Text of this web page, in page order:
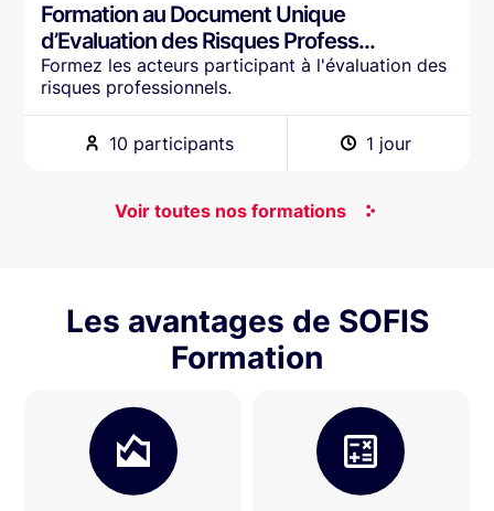
Formation au Document Unique
d’Evaluation des Risques Profess...
Formez les acteurs participant à l'évaluation des
risques professionnels.
10 participants 1 jour
Voir toutes nos formations
Les avantages de SOFIS
Formation